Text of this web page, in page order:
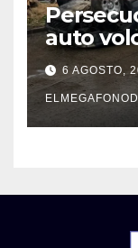
auto
Solano
6 AGOSTO,